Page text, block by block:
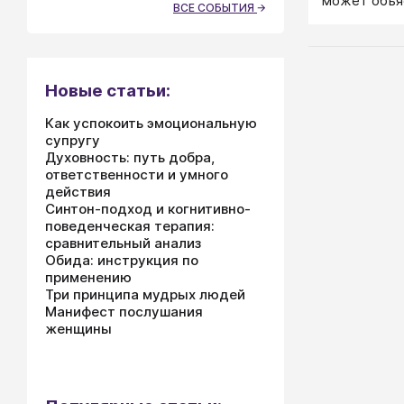
ВСЕ СОБЫТИЯ
Новые статьи:
Как успокоить эмоциональную
супругу
Духовность: путь добра,
ответственности и умного
действия
Синтон-подход и когнитивно-
поведенческая терапия:
сравнительный анализ
Обида: инструкция по
применению
Три принципа мудрых людей
Манифест послушания
женщины